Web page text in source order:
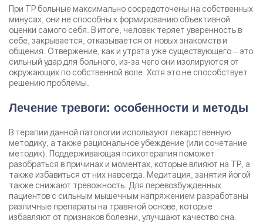
При ТР больные максимально сосредоточены на собственных
минусах, они не способны к формированию объективной
оценки самого себя. В итоге, человек теряет уверенность в
себе, закрывается, отказывается от новых знакомств и
общения. Отвержение, как и утрата уже существующего – это
сильный удар для больного, из-за чего они изолируются от
окружающих по собственной воле. Хотя это не способствует
решению проблемы.
Лечение тревоги: особенности и методы
В терапии данной патологии используют лекарственную
методику, а также рациональное убеждение (или сочетание
методик). Поддерживающая психотерапия поможет
разобраться в причинах и моментах, которые влияют на ТР, а
также избавиться от них навсегда. Медитация, занятия йогой
также снижают тревожность. Для перевозбужденных
пациентов с сильным мышечным напряжением разработаны
различные препараты на травяной основе, которые
избавляют от признаков болезни, улучшают качество сна.